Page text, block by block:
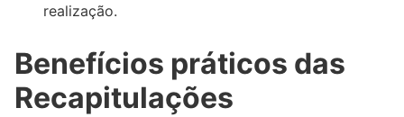
realização.
Benefícios práticos das
Recapitulações